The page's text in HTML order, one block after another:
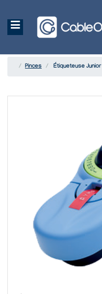
Pinces Étiqueteuse Junior